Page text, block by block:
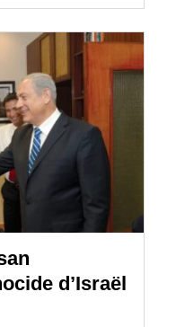
d’Israël